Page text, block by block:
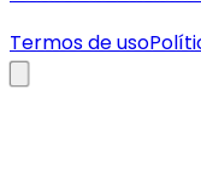
Termos de uso